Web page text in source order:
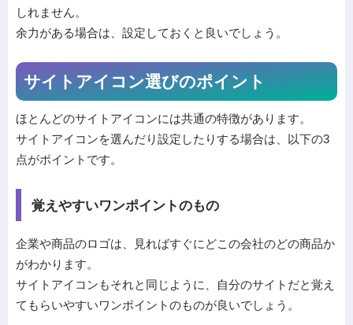
しれません。
余力がある場合は、設定しておくと良いでしょう。
サイトアイコン選びのポイント
ほとんどのサイトアイコンには共通の特徴があります。
サイトアイコンを選んだり設定したりする場合は、以下の3
点がポイントです。
覚えやすいワンポイントのもの
企業や商品のロゴは、見ればすぐにどこの会社のどの商品か
がわかります。
サイトアイコンもそれと同じように、自分のサイトだと覚え
てもらいやすいワンポイントのものが良いでしょう。